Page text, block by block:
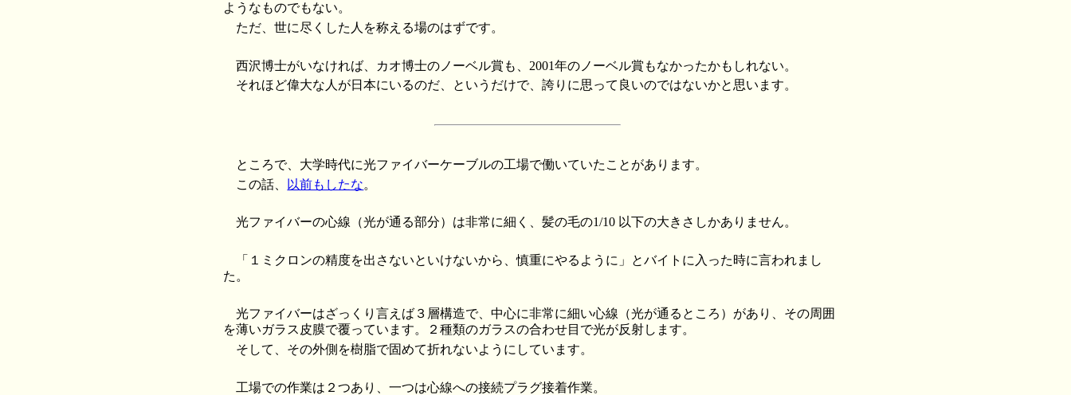
ようなものでもない。
ただ、世に尽くした人を称える場のはずです。
西沢博士がいなければ、カオ博士のノーベル賞も、2001年のノーベル賞もなかったかもしれない。
それほど偉大な人が日本にいるのだ、というだけで、誇りに思って良いのではないかと思います。
ところで、大学時代に光ファイバーケーブルの工場で働いていたことがあります。
この話、
以前もしたな。
光ファイバーの心線（光が通る部分）は非常に細く、髪の毛の1/10 以下の大きさしかありません。
「１ミクロンの精度を出さないといけないから、慎重にやるように」とバイトに入った時に言われまし
た。
光ファイバーはざっくり言えば３層構造で、中心に非常に細い心線（光が通るところ）があり、その周囲
を薄いガラス皮膜で覆っています。２種類のガラスの合わせ目で光が反射します。
そして、その外側を樹脂で固めて折れないようにしています。
工場での作業は２つあり、一つは心線への接続プラグ接着作業。